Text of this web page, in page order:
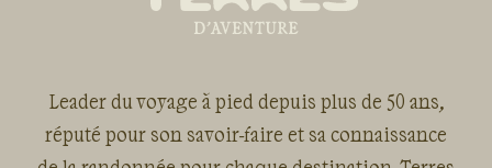
Leader du voyage à pied depuis plus de 50 ans,
réputé pour son savoir-faire et sa connaissance